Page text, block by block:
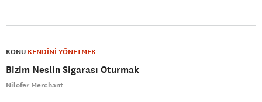
KONU KENDİNİ YÖNETMEK
Bizim Neslin Sigarası Oturmak
Nilofer Merchant